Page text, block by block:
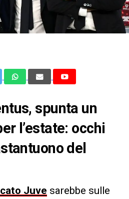
spunta un
l’estate: occhi
del
Juve sarebbe sulle